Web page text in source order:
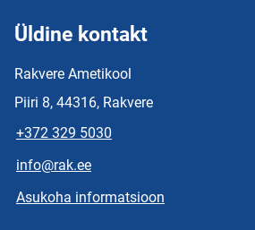
Üldine kontakt
Rakvere Ametikool
Piiri 8, 44316, Rakvere
+372 329 5030
info@rak.ee
Asukoha informatsioon